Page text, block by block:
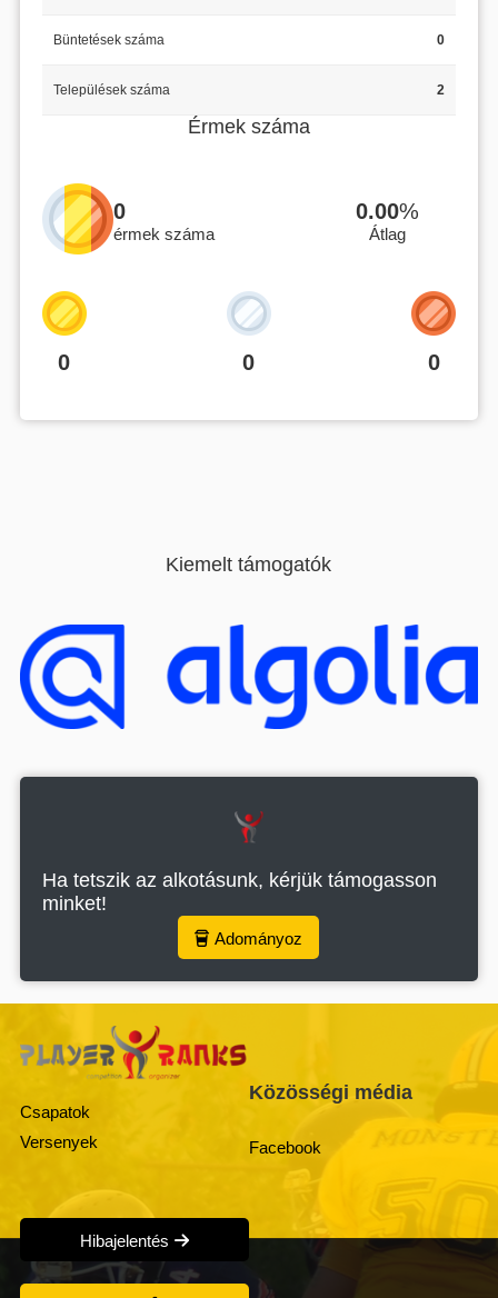
Büntetések száma 0
Települések száma 2
Érmek száma
0
érmek száma
0.00%
Átlag
0 0 0
Kiemelt támogatók
Ha tetszik az alkotásunk, kérjük támogasson
minket!
Adományoz
Csapatok
Versenyek
Hibajelentés
Közösségi média
Facebook